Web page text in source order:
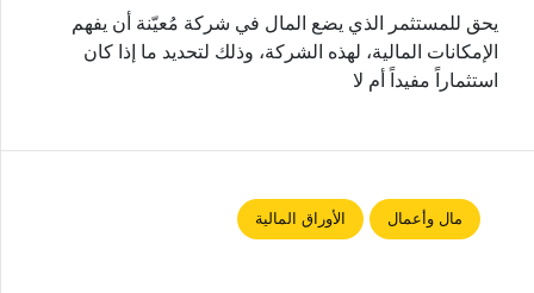
يحق للمستثمر الذي يضع المال في شركة مُعيّنة أن يفهم
الإمكانات المالية، لهذه الشركة، وذلك لتحديد ما إذا كان
استثماراً مفيداً أم لا
مال وأعمال الأوراق المالية